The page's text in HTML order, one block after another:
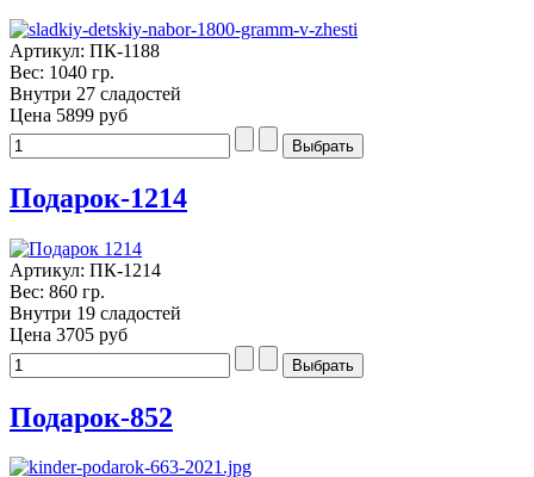
Артикул: ПК-1188
Вес: 1040 гр.
Внутри 27 сладостей
Цена 5899 руб
Подарок-1214
Артикул: ПК-1214
Вес: 860 гр.
Внутри 19 сладостей
Цена 3705 руб
Подарок-852